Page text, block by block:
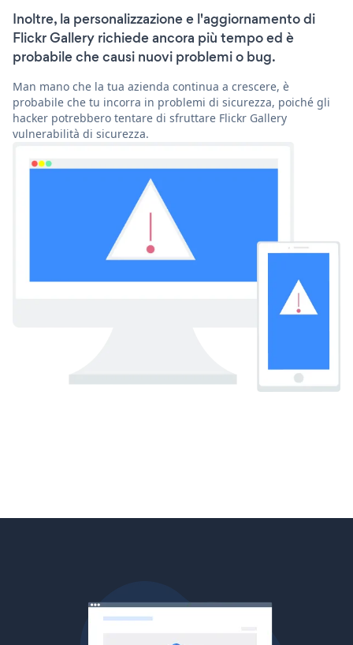
Inoltre, la personalizzazione e l'aggiornamento di
Flickr Gallery richiede ancora più tempo ed è
probabile che causi nuovi problemi o bug.
Man mano che la tua azienda continua a crescere, è
probabile che tu incorra in problemi di sicurezza, poiché gli
hacker potrebbero tentare di sfruttare Flickr Gallery
vulnerabilità di sicurezza.